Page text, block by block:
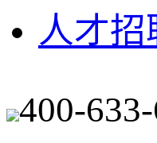
人才招
400-